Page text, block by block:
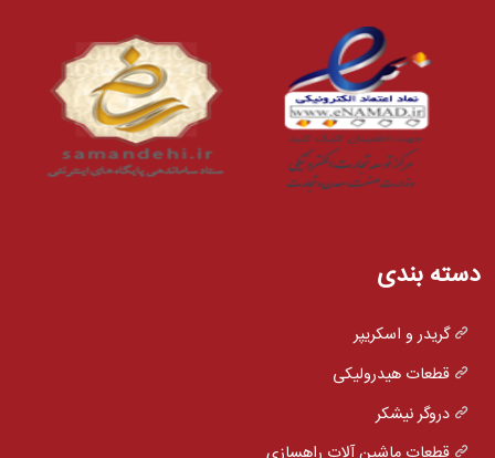
دسته بندی
گریدر و اسکریپر
قطعات هیدرولیکی
دروگر نیشکر